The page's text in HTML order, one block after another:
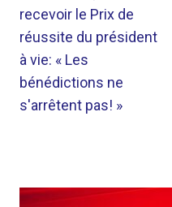
L’ARTICLE
recevoir le Prix de
réussite du président
à vie: « Les
bénédictions ne
s'arrêtent pas! »